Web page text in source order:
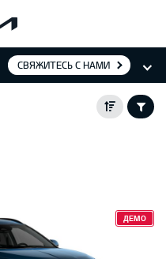
СВЯЖИТЕСЬ С НАМИ
ДЕМО